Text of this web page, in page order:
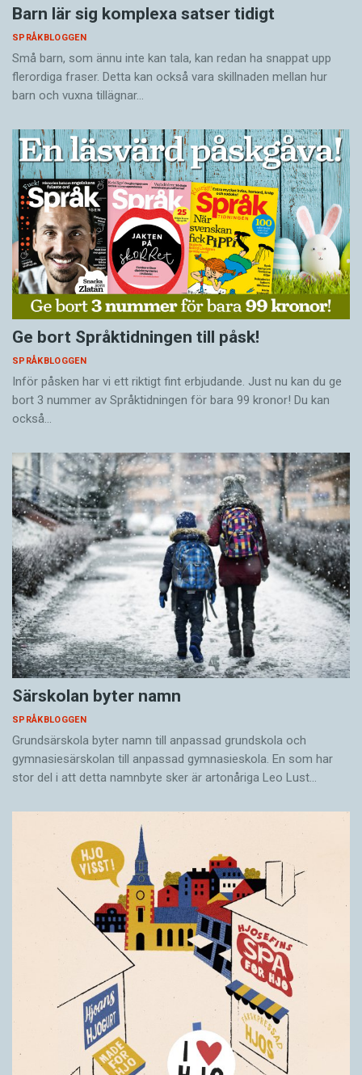
Barn lär sig komplexa satser tidigt
SPRÅKBLOGGEN
Små barn, som ännu inte kan tala, kan redan ha snappat upp
flerordiga fraser. Detta kan också vara skillnaden mellan hur
barn och vuxna tillägnar…
Ge bort Språktidningen till påsk!
SPRÅKBLOGGEN
Inför påsken har vi ett riktigt fint erbjudande. Just nu kan du ge
bort 3 nummer av Språktidningen för bara 99 kronor! Du kan
också…
Särskolan byter namn
SPRÅKBLOGGEN
Grundsärskola byter namn till anpassad grundskola och
gymnasiesärskolan till anpassad gymnasieskola. En som har
stor del i att detta namnbyte sker är artonåriga Leo Lust…